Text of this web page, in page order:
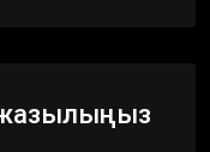
жазылыңыз